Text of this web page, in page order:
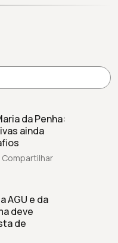
da Penha:
ainda
Compartilhar
AGU e da
deve
de